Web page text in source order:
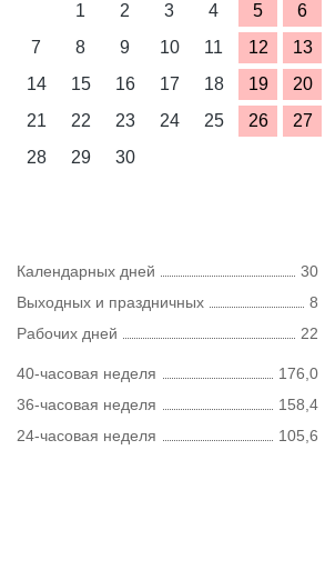
1
2 3 4 5
6
7
8 9 10 11 12
13
14
15 16 17 18 19
20
21
22 23 24 25 26
27
28
29 30
Календарных дней
30
Выходных и праздничных
8
Рабочих дней
22
40-часовая неделя
176,0
36-часовая неделя
158,4
24-часовая неделя
105,6